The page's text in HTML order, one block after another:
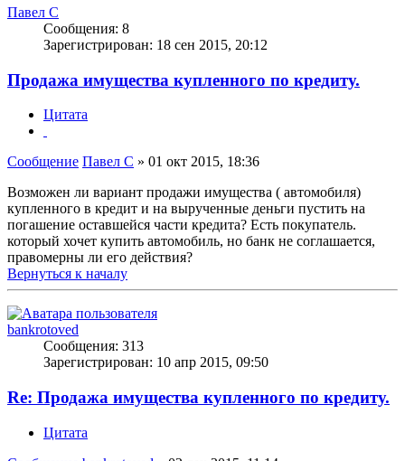
Павел С
Сообщения: 8
Зарегистрирован: 18 сен 2015, 20:12
Продажа имущества купленного по кредиту.
Цитата
Сообщение Павел С » 01 окт 2015, 18:36
Возможен ли вариант продажи имущества ( автомобиля)
купленного в кредит и на вырученные деньги пустить на
погашение оставшейся части кредита? Есть покупатель.
который хочет купить автомобиль, но банк не соглашается,
правомерны ли его действия?
Вернуться к началу
bankrotoved
Сообщения: 313
Зарегистрирован: 10 апр 2015, 09:50
Re: Продажа имущества купленного по кредиту.
Цитата